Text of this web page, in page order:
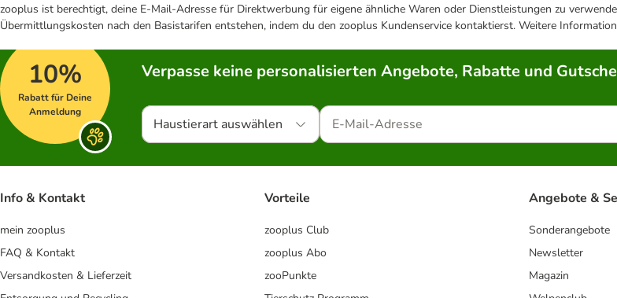
zooplus ist berechtigt, deine E-Mail-Adresse für Direktwerbung für eigene ähnliche Waren oder Dienstleistungen zu
Übermittlungskosten nach den Basistarifen entstehen, indem du den zooplus Kundenservice kontaktierst. Weitere
10%
Rabatt für Deine
Anmeldung
Verpasse keine personalisierten Angebote, Rabatte und
Haustierart auswählen
Info & Kontakt
mein zooplus
FAQ & Kontakt
Versandkosten & Lieferzeit
Vorteile
zooplus Club
zooplus Abo
zooPunkte
Angebote &
Sonderangebote
Newsletter
Magazin